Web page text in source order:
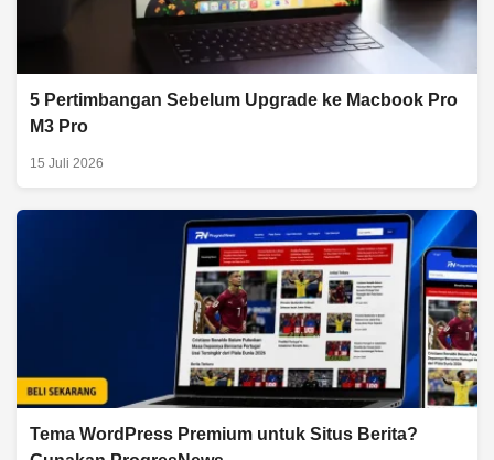
5 Pertimbangan Sebelum Upgrade ke Macbook Pro
M3 Pro
15 Juli 2026
Tema WordPress Premium untuk Situs Berita?